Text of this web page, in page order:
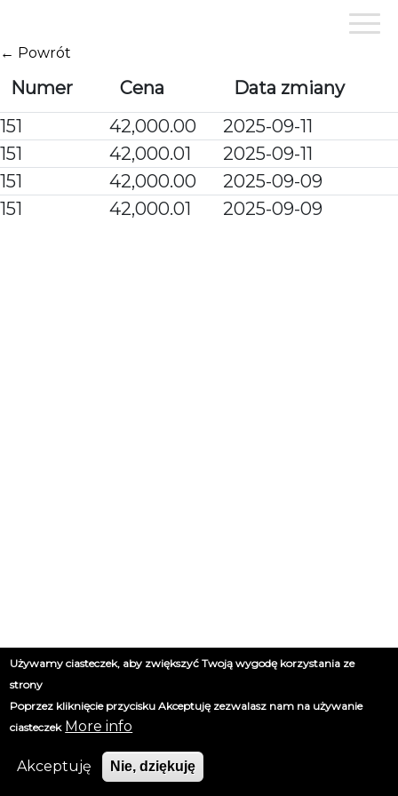
treści
← Powrót
Numer Cena
Data zmiany
151
42,000.00
2025-09-11
151
42,000.01
2025-09-11
151
42,000.00
2025-09-09
151
42,000.01 2025-09-09
Używamy ciasteczek, aby zwiększyć Twoją wygodę korzystania ze
strony
Poprzez kliknięcie przycisku Akceptuję zezwalasz nam na używanie
ciasteczek More info
Akceptuję Nie, dziękuję